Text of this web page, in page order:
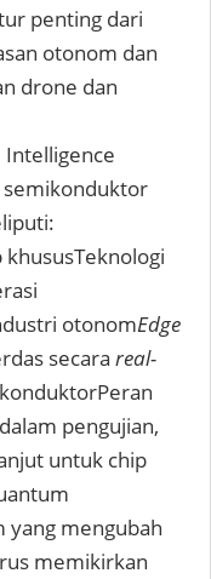
penting dari
otonom dan
drone dan
Intelligence
semikonduktor
otonomEdge
secara real-
pengujian,
untuk chip
yang mengubah
memikirkan